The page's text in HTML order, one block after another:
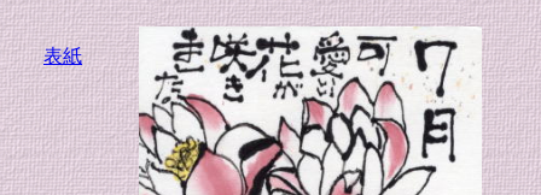
表紙